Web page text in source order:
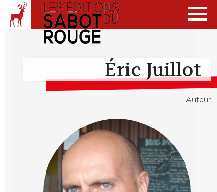
Éric Juillot
Auteur